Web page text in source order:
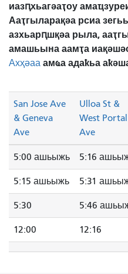
иазԥхьагәаҭоу
Ааҭгыларақәа рсиа
азхьарԥшқәа рыла,
амашьына аамҭа
Ахҳәаа амҩа адаҟьа
San Jose Ave
& Geneva
Ave
Ulloa St &
West Portal
Ave
5:00 ашьыжь 5:16
5:15 ашьыжь 5:31
5:30 5:46
12:00 12:16